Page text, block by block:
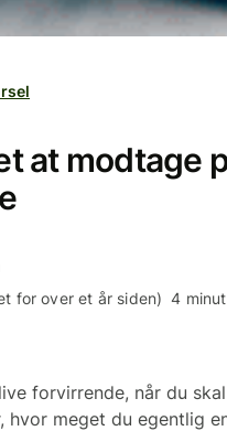
at modtage
for over et år siden) 4
forvirrende, når du
hvor meget du egentlig